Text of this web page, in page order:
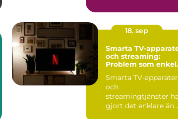
18. sep
Smarta TV-
och streaming:
Problem som
Smarta TV-apparater
och
streamingtjänster
gjort det enklare än